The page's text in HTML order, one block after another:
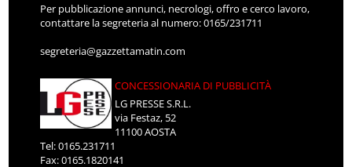
Per pubblicazione annunci, necrologi, offro e cerco lavoro,
contattare la segreteria al numero: 0165/231711
segreteria@gazzettamatin.com
CONCESSIONARIA DI PUBBLICITÀ
LG PRESSE S.R.L.
via Festaz, 52
11100 AOSTA
Tel: 0165.231711
Fax: 0165.1820141